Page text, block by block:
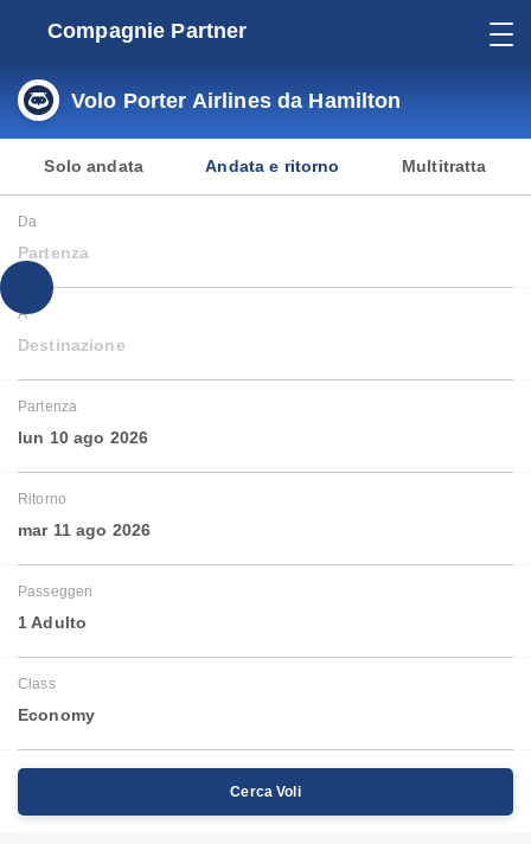
Compagnie Partner
Volo Porter Airlines da Hamilton
Solo andata Andata e ritorno Multitratta
Da
Partenza
A
Destinazione
Partenza
lun 10 ago 2026
Ritorno
mar 11 ago 2026
Passeggeri
1 Adulto
Class
Economy
Cerca Voli